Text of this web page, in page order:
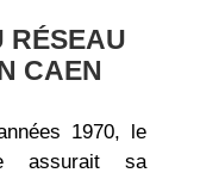
RÉSEAU
CAEN
1970, le
assurait sa